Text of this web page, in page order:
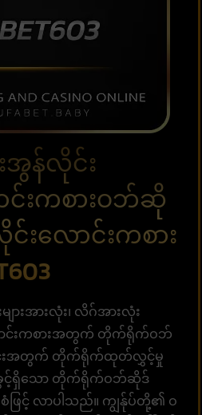
န်လိုင်း
းကစားဝဘ်ဆို
းလောင်းကစား
များအားလုံး၊ လိဂ်အားလုံး
ာင်းကစားအတွက် တိုက်ရိုက်ဝဘ်
အတွက် တိုက်ရိုက်ထုတ်လွှင့်မှု
ခွင့်ရှိသော တိုက်ရိုက်ဝဘ်ဆိုဒ်
စံဖြင့် လာပါသည်။ ကျွန်ုပ်တို့၏ ဝ